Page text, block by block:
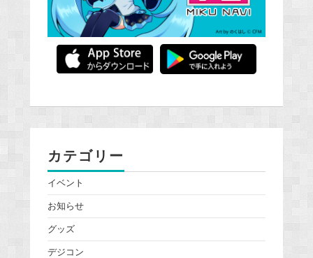
カテゴリー
イベント
お知らせ
グッズ
デジコン